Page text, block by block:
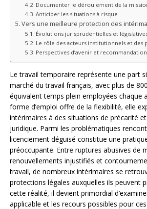
Documenter le déroulement de la
Anticiper les situations à risque
Vers une meilleure protection des
Évolutions jurisprudentielles et
Le rôle des acteurs institutionnels et des
Perspectives d’avenir et
Le travail temporaire représente une part
marché du travail français, avec plus de
équivalent temps plein employées chaque
forme d’emploi offre de la flexibilité, elle
intérimaires à des situations de précarité et
juridique. Parmi les problématiques
licenciement déguisé constitue une
préoccupante. Entre ruptures abusives de
renouvellements injustifiés et
travail, de nombreux intérimaires se
protections légales auxquelles ils peuvent
cette réalité, il devient primordial
applicable et les recours possibles pour